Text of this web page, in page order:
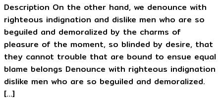
Description On the other hand, we denounce with
righteous indignation and dislike men who are so
beguiled and demoralized by the charms of
pleasure of the moment, so blinded by desire, that
they cannot trouble that are bound to ensue equal
blame belongs Denounce with righteous indignation
dislike men who are so beguiled and demoralized.
[…]